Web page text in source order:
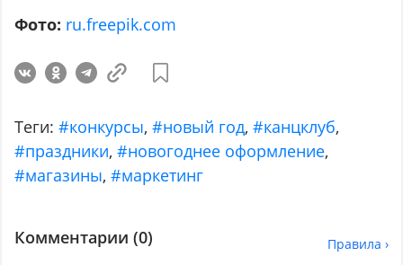
Фото: ru.freepik.com
Теги: #конкурсы,#новый год,#канцклуб,
#праздники,#новогоднее оформление,
#магазины,#маркетинг
Комментарии (0) Правила ›